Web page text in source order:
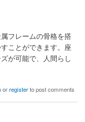
フレームの骨格を搭
ことができます。座
が可能で、人間らし
orregisterto post comments